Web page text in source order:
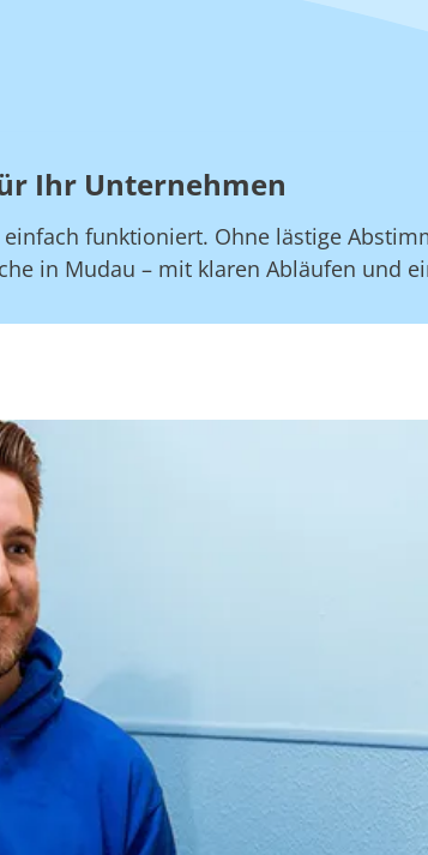
Ihr Unternehmen
funktioniert. Ohne lästige
in Mudau – mit klaren Abläufen und